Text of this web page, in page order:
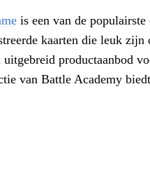
is een van de
kaarten die leuk
uitgebreid productaanbod
van Battle Academy